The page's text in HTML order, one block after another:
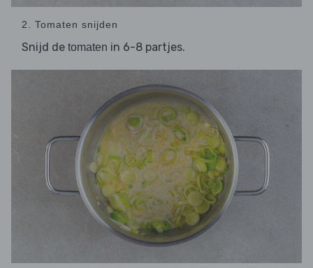
2. Tomaten snijden
Snijd de tomaten in 6-8 partjes.